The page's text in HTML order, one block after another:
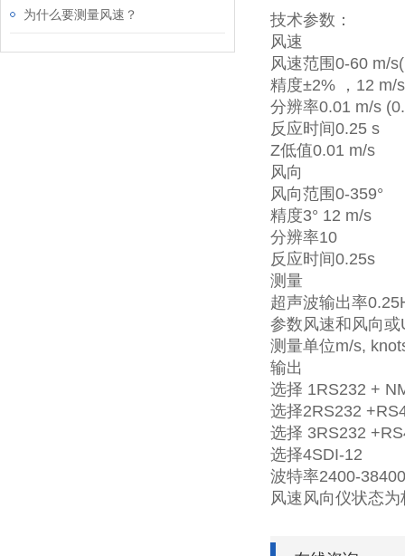
技术参数：
风速
风速范围0-60 m/
精度±2% ，12 m/s
分辨率0.01 m/s
反应时间0.25 s
Z低值0.01 m/s
风向
风向范围0-359°
精度3° 12 m/s
分辨率10
反应时间0.25s
测量
超声波输出率
参数风速和风向
测量单位m/s,
输出
选择 1RS232 +
选择2RS232
选择 3RS232
选择4SDI-12
波特率2400-38400
风速风向仪状态
为什么要测量风速？